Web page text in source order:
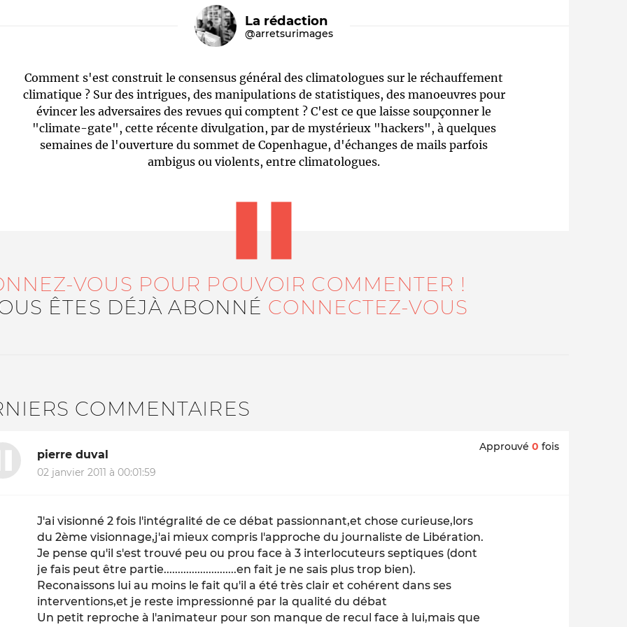
L'équipe
La rédaction
@arretsurimages
Comment s'est construit le consensus général des climatologues sur le réchauffement
climatique ? Sur des intrigues, des manipulations de statistiques, des manoeuvres pour
évincer les adversaires des revues qui comptent ? C'est ce que laisse soupçonner le
"climate-gate", cette récente divulgation, par de mystérieux "hackers", à quelques
semaines de l'ouverture du sommet de Copenhague, d'échanges de mails parfois
ambigus ou violents, entre climatologues.
VOUS POUR POUVOIR COMMENTER !
ÊTES DÉJÀ ABONNÉ CONNECTEZ-VOUS
COMMENTAIRES
pierre duval
02 janvier 2011 à 00:01:59
Approuvé 0 fois
J'ai visionné 2 fois l'intégralité de ce débat passionnant,et chose curieuse,lors
du 2ème visionnage,j'ai mieux compris l'approche du journaliste de Libération.
Je pense qu'il s'est trouvé peu ou prou face à 3 interlocuteurs septiques (dont
je fais peut être partie..........................en fait je ne sais plus trop bien).
Reconaissons lui au moins le fait qu'il a été très clair et cohérent dans ses
interventions,et je reste impressionné par la qualité du débat
Un petit reproche à l'animateur pour son manque de recul face à lui,mais que